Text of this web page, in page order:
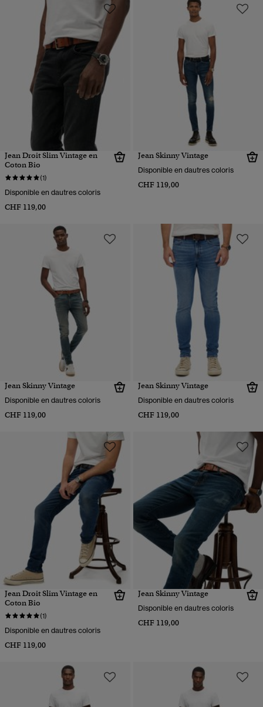
Jean Droit Slim Vintage en
Coton Bio
(1)
Disponible en dautres coloris
CHF 119,00
Jean Skinny Vintage
Disponible en dautres coloris
CHF 119,00
Jean Skinny Vintage
Disponible en dautres coloris
CHF 119,00
Jean Skinny Vintage
Disponible en dautres coloris
CHF 119,00
Jean Droit Slim Vintage en
Coton Bio
(1)
Disponible en dautres coloris
CHF 119,00
Jean Skinny Vintage
Disponible en dautres coloris
CHF 119,00